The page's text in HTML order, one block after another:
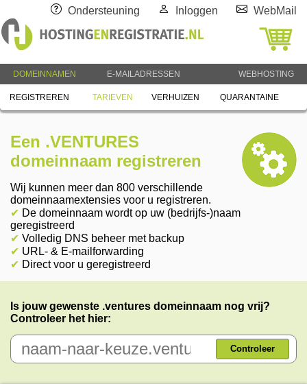
Ondersteuning Inloggen WebMail
DOMEINNAMEN E-MAILADRESSEN WEBHOSTING
REGISTREREN TARIEVEN VERHUIZEN QUARANTAINE
Een .VENTURES
domeinnaam registreren
Wij kunnen meer dan 800 verschillende
domeinnaamextensies voor u registreren.
✔ De domeinnaam wordt op uw (bedrijfs-)naam
geregistreerd
✔ Volledig DNS beheer met backup
✔ URL- & E-mailforwarding
✔ Direct voor u geregistreerd
Is jouw gewenste .ventures domeinnaam nog vrij?
Controleer het hier:
Controleer